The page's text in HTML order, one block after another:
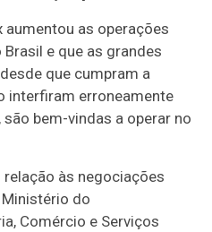
aumentou as operações
e que as grandes
que cumpram a
interfiram erroneamente
bem-vindas a operar no
às negociações
do
Comércio e Serviços